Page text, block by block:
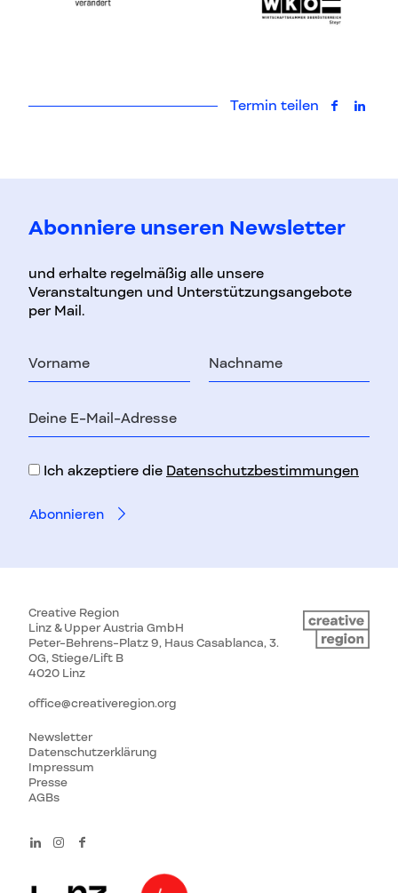
Termin teilen auf auf
Abonniere unseren Newsletter
und erhalte regelmäßig alle unsere
Veranstaltungen und Unterstützungsangebote
per Mail.
Nachname
Mail-
Ich akzeptiere die Datenschutzbestimmungen
Creative Region
Linz & Upper Austria GmbH
Peter-Behrens-Platz 9, Haus Casablanca, 3.
OG, Stiege/Lift B
4020 Linz
office@creativeregion.org
Newsletter
Datenschutzerklärung
Impressum
Presse
AGBs